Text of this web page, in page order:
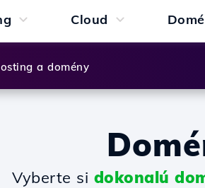
Cloud
a domény
Vyberte si dokonalú